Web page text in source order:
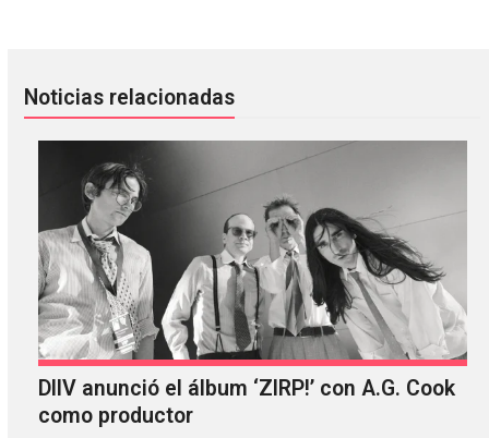
Noticias relacionadas
DIIV anunció el álbum ‘ZIRP!’ con A.G. Cook
como productor